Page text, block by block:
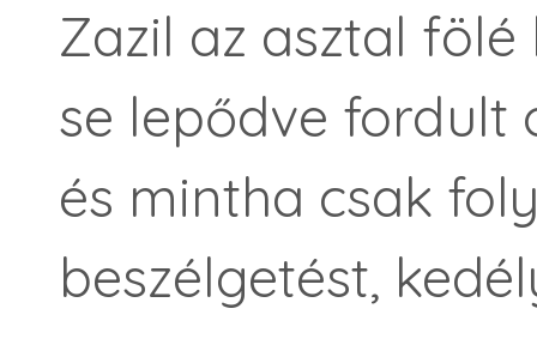
Zazil az asztal
se lepődve fordult
és mintha csak
beszélgetést,